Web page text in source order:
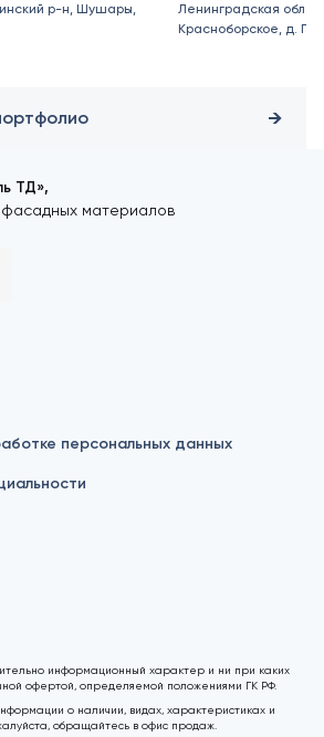
р-н, Шушары,
Ленинградская
Красноборское, д.
ТД»,
материалов
персональных данных
информационный характер и ни при каких
офертой, определяемой положениями ГК РФ.
о наличии, видах, характеристиках и
обращайтесь в офис продаж.